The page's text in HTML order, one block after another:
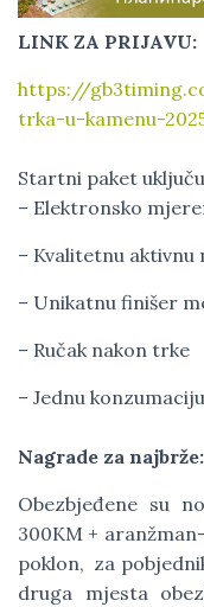
LINK ZA PRIJAVU:
https://
trka-u-kamenu-
Startni paket
– Elektronsko
– Kvalitetnu aktivnu
– Unikatnu finišer
– Ručak nakon trke
– Jednu
Nagrade za najbrže:
Obezbjeđene su
300KM +
poklon, za
druga mjesta